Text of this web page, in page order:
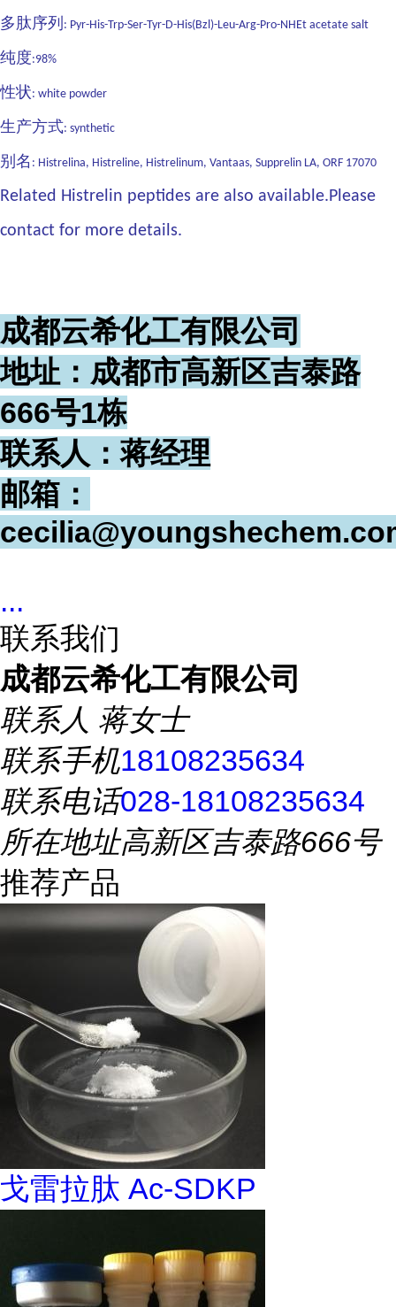
多肽序列 : Pyr-His-Trp-Ser-Tyr-D-His(Bzl)-Leu-Arg-Pro-NHEt acetate salt
纯度:98%
性状: white powder
生产方式: synthetic
别名 : Histrelina, Histreline, Histrelinum, Vantaas, Supprelin LA, ORF 17070
Related Histrelin peptides are also available.Please
contact for more details.
成都云希化工有限公司
地址：成都市高新区吉泰路
666号1栋
联系人：蒋经理
邮箱：
...
联系我们
成都云希化工有限公司
联系人 蒋女士
联系手机18108235634
联系电话028-18108235634
所在地址高新区吉泰路666号
推荐产品
戈雷拉肽 Ac-SDKP